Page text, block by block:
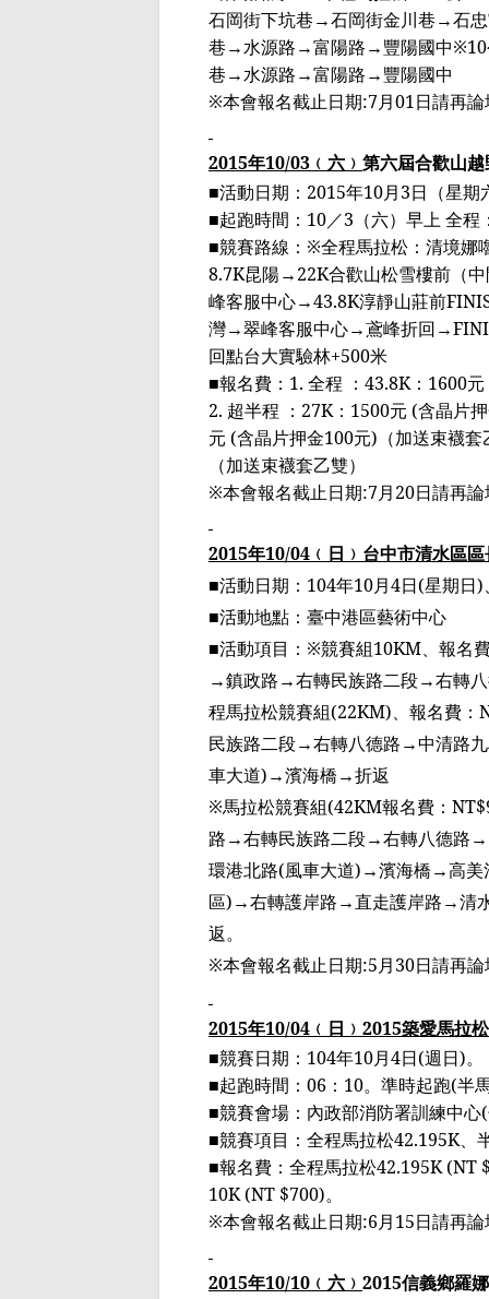
石岡街下坑巷→石岡街金川巷→石忠
巷→水源路→富陽路→豐陽國中※10
巷→水源路→富陽路→豐陽國中
※本會報名截止日期:7月01日請再
2015年10/03 ﹙ 六 ﹚ 第六屆合歡山
■活動日期： 2015年10月3日（星期
■起跑時間： 10／3 （六）早上 全程
■競賽路線： ※全程馬拉松：清境娜
8.7K昆陽→22K合歡山松雪樓前 （
峰客服中心→43.8K淳靜山莊前
灣→翠峰客服中心→鳶峰折回
回點台大實驗林+500米
■報名費： 1. 全程 ： 43.8K： 1600元
2. 超半程 ： 27K： 1500元 (含晶片
元 (含晶片押金100元) （加送束襪
（加送束襪套乙雙）
※本會報名截止日期:7月20日請再
2015年10/04 ﹙ 日 ﹚ 台中市清水區區
■活動日期： 104年10月4日(星期日)
■活動地點： 臺中港區藝術中心
■活動項目： ※競賽組10KM、報名
→鎮政路→右轉民族路二段→右轉
程馬拉松競賽組(22KM)、報名費：
民族路二段→右轉八德路→中清路
車大道)→濱海橋→折返
※馬拉松競賽組(42KM報名費：
路→右轉民族路二段→右轉八德路
環港北路(風車大道)→濱海橋→高美
區)→右轉護岸路→直走護岸路→清
返。
※本會報名截止日期:5月30日請再
2015年10/04 ﹙ 日 ﹚ 2015築愛馬拉松
■競賽日期： 104年10月4日(週日)。
■起跑時間： 06 ： 10。準時起跑(半
■競賽會場：內政部消防署訓練中心(
■競賽項目：全程馬拉松42.195K、
■報名費：全程馬拉松42.195K(NT
10K(NT $700)。
※本會報名截止日期:6月15日請再
2015年10/10 ﹙ 六 ﹚ 2015信義鄉羅